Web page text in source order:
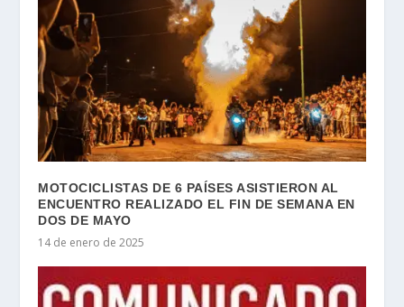
MOTOCICLISTAS DE 6 PAÍSES ASISTIERON AL
ENCUENTRO REALIZADO EL FIN DE SEMANA EN
DOS DE MAYO
14 de enero de 2025